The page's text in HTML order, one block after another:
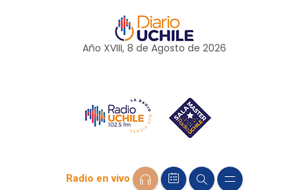
Año XVIII, 8 de Agosto de 2026
Radio en vivo